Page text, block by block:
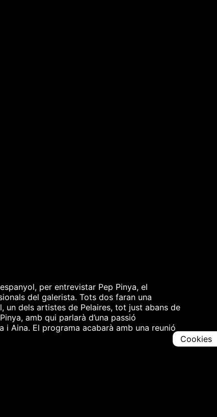
per entrevistar Pep Pinya, el
del galerista. Tots dos faran una
un dels artistes de Pelaires, tot just abans de
amb qui parlarà d’una passió
Aina. El programa acabarà amb una reunió
Cookies